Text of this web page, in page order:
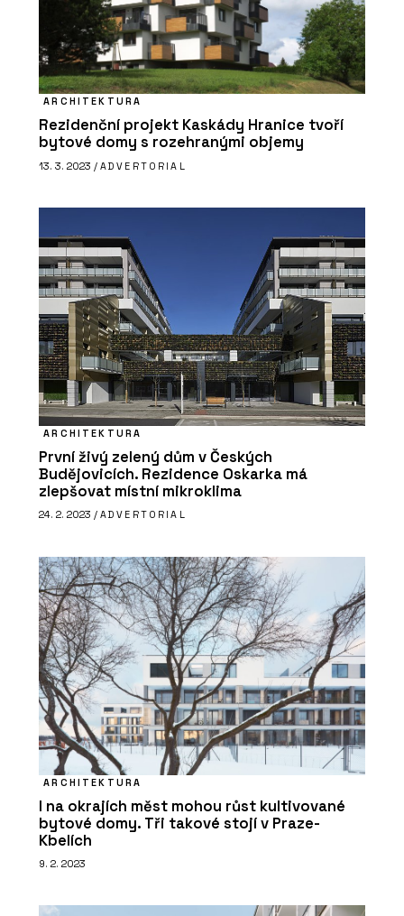
PRODUKTY
Dlažba - Cihelna Kadaň
ARCHITEKTURA
Rezidenční projekt Kaskády Hranice tvoří
bytové domy s rozehranými objemy
13. 3. 2023 / ADVERTORIAL
ARCHITEKTURA
První živý zelený dům v Českých
Budějovicích. Rezidence Oskarka má
zlepšovat místní mikroklima
24. 2. 2023 / ADVERTORIAL
ARCHITEKTURA
I na okrajích měst mohou růst kultivované
bytové domy. Tři takové stojí v Praze-
Kbelích
9. 2. 2023